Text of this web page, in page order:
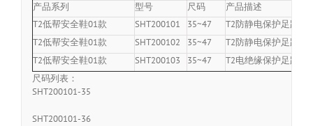
产品系列 型号 尺码
产品描述
T2低帮安全鞋01款
SHT200101 35~47
T2防静电保护足趾01
T2低帮安全鞋01款
SHT200102 35~47
T2防静电保护足趾防
T2低帮安全鞋01款
SHT200103 35~47
T2电绝缘保护足趾01
尺码列表：
SHT200101-35
SHT200101-36